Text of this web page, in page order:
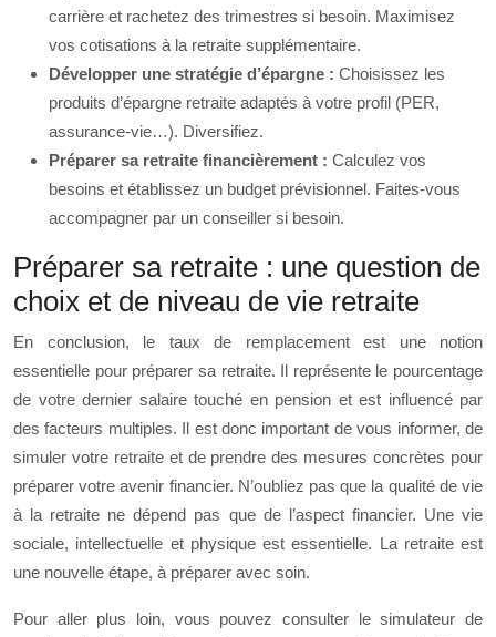
carrière et rachetez des trimestres si besoin. Maximisez
vos cotisations à la retraite supplémentaire.
Développer une stratégie d’épargne : Choisissez les
produits d’épargne retraite adaptés à votre profil (PER,
assurance-vie…). Diversifiez.
Préparer sa retraite financièrement : Calculez vos
besoins et établissez un budget prévisionnel. Faites-vous
accompagner par un conseiller si besoin.
Préparer sa retraite : une question de
choix et de niveau de vie retraite
En conclusion, le taux de remplacement est une notion
essentielle pour préparer sa retraite. Il représente le pourcentage
de votre dernier salaire touché en pension et est influencé par
des facteurs multiples. Il est donc important de vous informer, de
simuler votre retraite et de prendre des mesures concrètes pour
préparer votre avenir financier. N’oubliez pas que la qualité de vie
à la retraite ne dépend pas que de l’aspect financier. Une vie
sociale, intellectuelle et physique est essentielle. La retraite est
une nouvelle étape, à préparer avec soin.
Pour aller plus loin, vous pouvez consulter le simulateur de